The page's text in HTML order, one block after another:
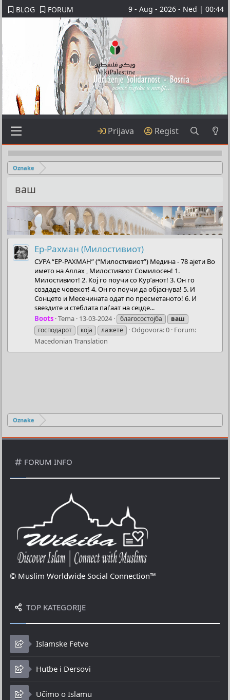
BLOG FORUM 9 - Aug - 2026 - Ned | 00:44
Prijava Regist
Oznake
ваш
Ер-Рахман (Милостивиот)
СУРА “ЕР-РАХМАН” (“Милостивиот”) Медина - 78 ајети Во
името на Аллах , Милостивиот Сомилосен! 1.
Милостивиот! 2. Кој го поучи со Кур’анот! 3. Он го
создаде човекот! 4. Он го поучи да објаснува! 5. И
Сонцето и Месечината одат по пресметаното! 6. И
ѕвездите и стеблата паѓаат на сеџде...
Boots Tema 13-03-2024 благосостојба
ваш
господарот
која лажете Odgovora: 0 Forum:
Macedonian Translation
Oznake
FORUM INFO
© Muslim Worldwide Social Connection™
TOP KATEGORIJE
Islamske Fetve
Hutbe i Dersovi
Učimo o Islamu